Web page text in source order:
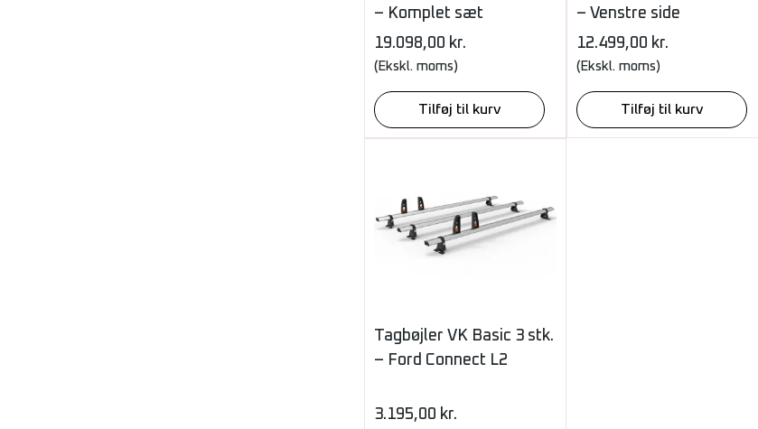
– Komplet sæt
19.098,00 kr.
(Ekskl. moms)
Tilføj til kurv
– Venstre side
12.499,00 kr.
(Ekskl. moms)
Tilføj til kurv
Tagbøjler VK Basic 3 stk.
– Ford Connect L2
3.195,00 kr.